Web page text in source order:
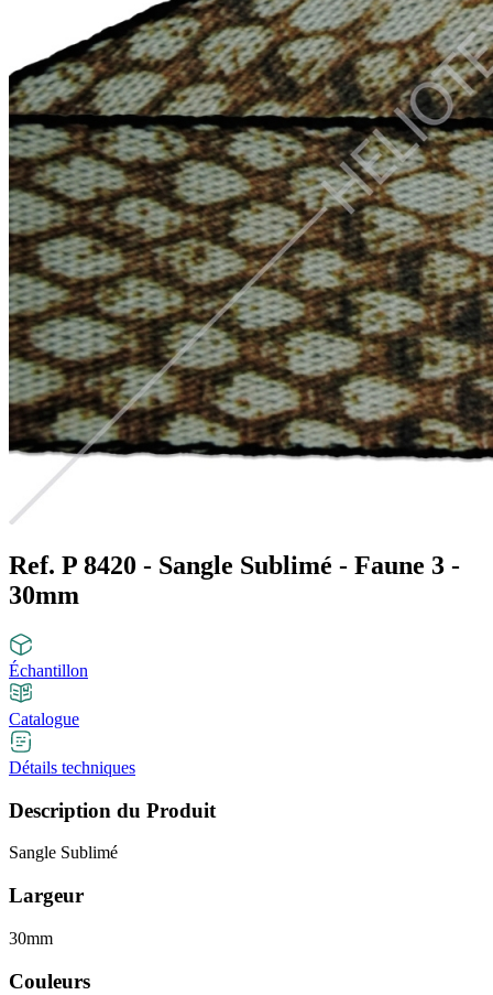
Ref. P 8420 - Sangle Sublimé - Faune 3 -
30mm
Échantillon
Catalogue
Détails techniques
Description du Produit
Sangle Sublimé
Largeur
30mm
Couleurs